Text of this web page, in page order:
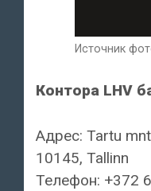
Источник
Контора LHV
Адрес: Tartu
10145, Tallinn
Телефон: +372